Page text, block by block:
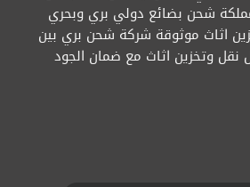
شحن بضائع دولي بري وبحري
اثاث موثوقة شركة شحن بري بين
نقل وتخزين اثاث مع ضمان الجود